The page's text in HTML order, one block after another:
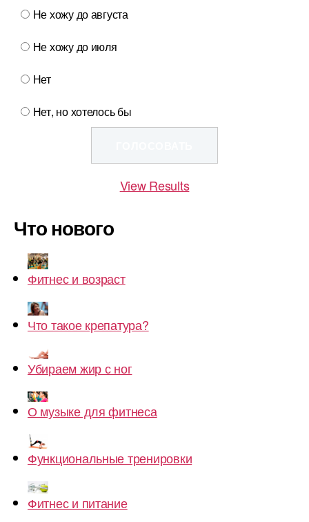
Не хожу до августа
Не хожу до июля
Нет
Нет, но хотелось бы
View Results
Что нового
Фитнес и возраст
Что такое крепатура?
Убираем жир с ног
О музыке для фитнеса
Функциональные тренировки
Фитнес и питание